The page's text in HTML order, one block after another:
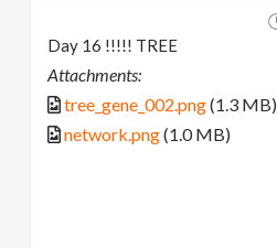
Day 16 !!!!! TREE
Attachments:
tree_gene_002.png(1.3 MB)
network.png(1.0 MB)